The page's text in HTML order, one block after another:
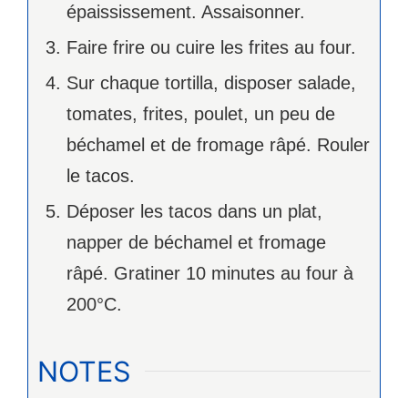
épaississement. Assaisonner.
Faire frire ou cuire les frites au four.
Sur chaque tortilla, disposer salade,
tomates, frites, poulet, un peu de
béchamel et de fromage râpé. Rouler
le tacos.
Déposer les tacos dans un plat,
napper de béchamel et fromage
râpé. Gratiner 10 minutes au four à
200°C.
NOTES